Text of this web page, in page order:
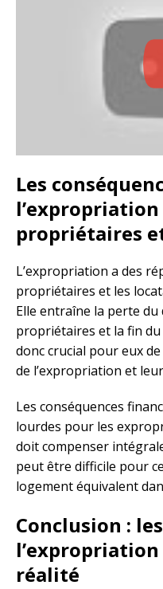
Les
propriétaires
L’expropriation a des
propriétaires et les
Elle entraîne la perte
propriétaires et la fin
donc crucial pour eux
de l’expropriation et
Les conséquences
lourdes pour les
doit compenser
peut être difficile pour
logement équivalent
Conclusion :
l’expropriation
réalité